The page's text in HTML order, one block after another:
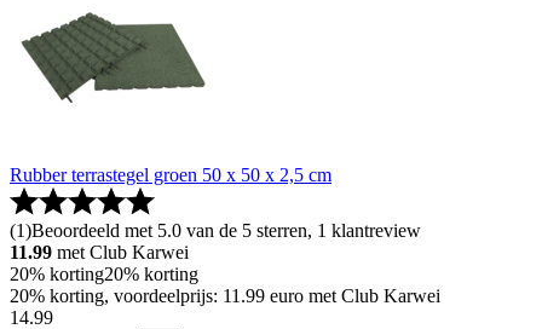
Rubber terrastegel groen 50 x 50 x 2,5 cm
(1)Beoordeeld met 5.0 van de 5 sterren, 1 klantreview
11.99 met Club Karwei
20% korting20% korting
20% korting, voordeelprijs: 11.99 euro met Club Karwei
14.99